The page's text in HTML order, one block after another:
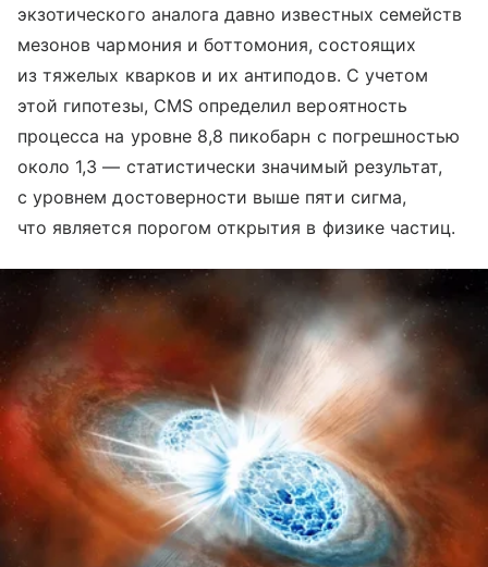
экзотического аналога давно известных семейств
мезонов чармония и боттомония, состоящих
из тяжелых кварков и их антиподов. С учетом
этой гипотезы, CMS определил вероятность
процесса на уровне 8,8 пикобарн с погрешностью
около 1,3 — статистически значимый результат,
с уровнем достоверности выше пяти сигма,
что является порогом открытия в физике частиц.